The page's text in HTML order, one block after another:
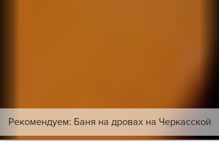
Рекомендуем: Баня на дровах на Черкасской